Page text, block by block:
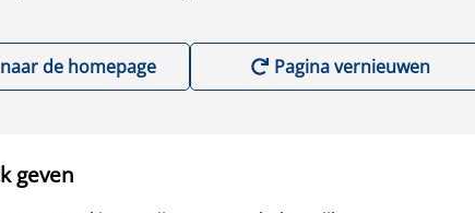
de homepage Pagina vernieuwen
geven